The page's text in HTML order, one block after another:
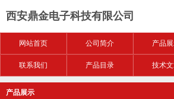
西安鼎金电子科技有限公司
网站首页 公司简介 产品
联系我们 产品目录 技术
产品展示